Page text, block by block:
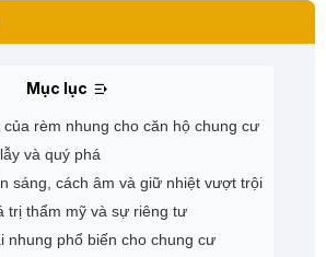
Mục lục
rèm nhung cho căn hộ chung cư
và quý phá
sáng, cách âm và giữ nhiệt vượt trội
trị thẩm mỹ và sự riêng tư
nhung phổ biến cho chung cư